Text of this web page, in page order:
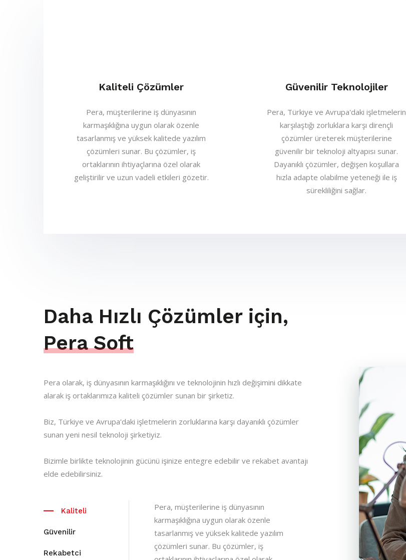
Kaliteli Çözümler
Pera, müşterilerine iş dünyasının
karmaşıklığına uygun olarak özenle
tasarlanmış ve yüksek kalitede yazılım
çözümleri sunar. Bu çözümler, iş
ortaklarının ihtiyaçlarına özel olarak
geliştirilir ve uzun vadeli etkileri gözetir.
Güvenilir Teknolojiler
Pera, Türkiye ve Avrupa'daki işletmelerin
karşılaştığı zorluklara karşı dirençli
çözümler üreterek müşterilerine
güvenilir bir teknoloji altyapısı sunar.
Dayanıklı çözümler, değişen koşullara
hızla adapte olabilme yeteneği ile iş
sürekliliğini sağlar.
Daha Hızlı Çözümler için,
Pera Soft
Pera olarak, iş dünyasının karmaşıklığını ve teknolojinin hızlı değişimini dikkate
alarak iş ortaklarımıza kaliteli çözümler sunan bir şirketiz.
Biz, Türkiye ve Avrupa'daki işletmelerin zorluklarına karşı dayanıklı çözümler
sunan yeni nesil teknoloji şirketiyiz.
Bizimle birlikte teknolojinin gücünü işinize entegre edebilir ve rekabet avantajı
elde edebilirsiniz.
Kaliteli
Güvenilir
Rekabetci
Pera, müşterilerine iş dünyasının
karmaşıklığına uygun olarak özenle
tasarlanmış ve yüksek kalitede yazılım
çözümleri sunar. Bu çözümler, iş